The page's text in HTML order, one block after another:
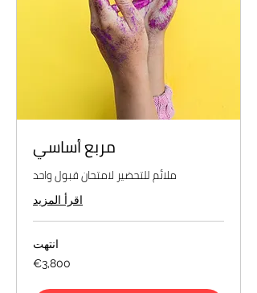
مربع أساسي
ملائم للتحضير لامتحان قبول واحد
اقرأ المزيد
انتهت
€3,800